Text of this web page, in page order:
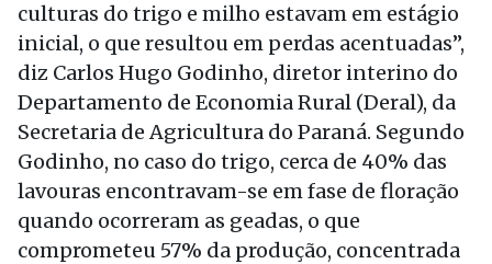
culturas do trigo e milho estavam em estágio
inicial, o que resultou em perdas acentuadas”,
diz Carlos Hugo Godinho, diretor interino do
Departamento de Economia Rural (Deral), da
Secretaria de Agricultura do Paraná. Segundo
Godinho, no caso do trigo, cerca de 40% das
lavouras encontravam-se em fase de floração
quando ocorreram as geadas, o que
comprometeu 57% da produção, concentrada